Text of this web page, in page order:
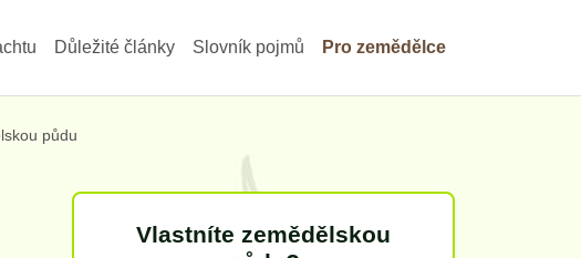
Důležité články Slovník pojmů Pro zemědělce
půdu
Vlastníte zemědělskou